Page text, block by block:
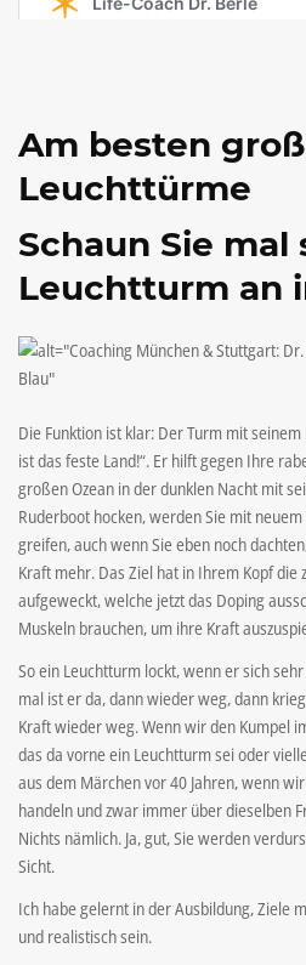
Am besten
Leuchttürme
Schaun Sie mal
Leuchtturm an
Die Funktion ist klar: Der Turm mit
ist das feste Land!“. Er hilft gegen Ihre
großen Ozean in der dunklen Nacht mit
Ruderboot hocken, werden Sie mit
greifen, auch wenn Sie eben noch
Kraft mehr. Das Ziel hat in Ihrem Kopf
aufgeweckt, welche jetzt das Doping
Muskeln brauchen, um ihre Kraft
So ein Leuchtturm lockt, wenn er sich
mal ist er da, dann wieder weg, dann
Kraft wieder weg. Wenn wir den Kumpel
das da vorne ein Leuchtturm sei oder
aus dem Märchen vor 40 Jahren, wenn
handeln und zwar immer über dieselben
Nichts nämlich. Ja, gut, Sie werden
Sicht.
Ich habe gelernt in der Ausbildung, Ziele
und realistisch sein.